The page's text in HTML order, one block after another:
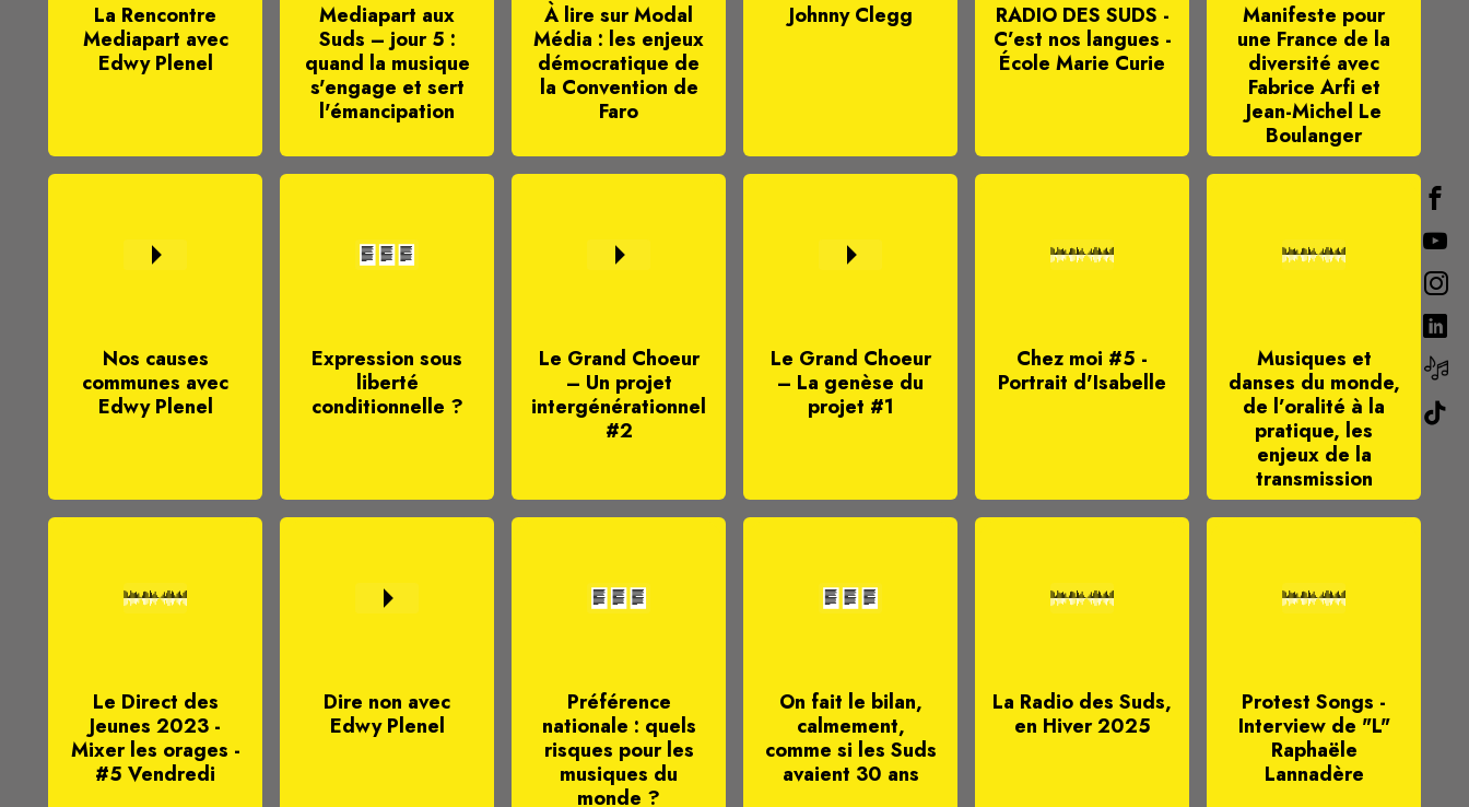
La Rencontre
Mediapart avec
Edwy Plenel
Mediapart aux
Suds – jour 5 :
quand la musique
s'engage et sert
l'émancipation
À lire sur Modal
Média : les enjeux
démocratique de
la Convention de
Faro
Johnny Clegg
RADIO DES SUDS -
C’est nos langues -
École Marie Curie
Manifeste pour
une France de la
diversité avec
Fabrice Arfi et
Jean-Michel Le
Boulanger
Nos causes
communes avec
Edwy Plenel
Expression sous
liberté
conditionnelle ?
Le Grand Choeur
– Un projet
intergénérationnel
#2
Le Grand Choeur
– La genèse du
projet #1
Chez moi #5 -
Portrait d'Isabelle
Musiques et
danses du monde,
de l’oralité à la
pratique, les
enjeux de la
transmission
Le Direct des
Jeunes 2023 -
Mixer les orages -
#5 Vendredi
Dire non avec
Edwy Plenel
Préférence
nationale : quels
risques pour les
musiques du
monde ?
On fait le bilan,
calmement,
comme si les Suds
avaient 30 ans
La Radio des Suds,
en Hiver 2025
Protest Songs -
Interview de "L"
Raphaële
Lannadère